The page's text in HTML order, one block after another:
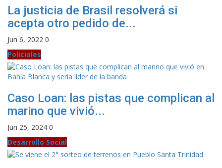
La justicia de Brasil resolverá si
acepta otro pedido de...
Jun 6, 2022 0
Policiales
Caso Loan: las pistas que complican al
marino que vivió...
Jun 25, 2024 0
Desarrollo Social